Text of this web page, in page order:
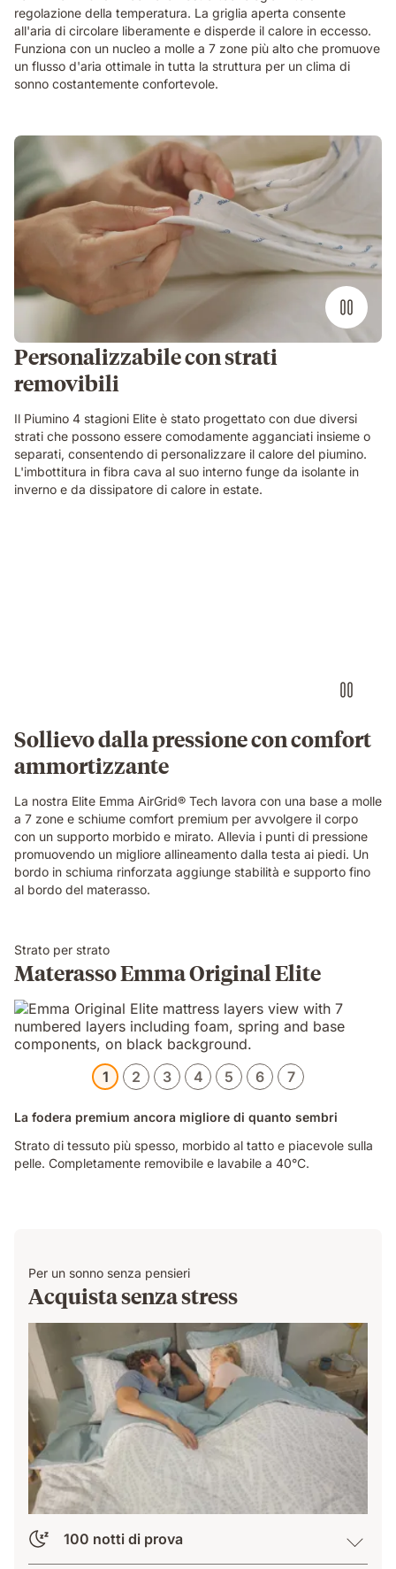
mattress,
showing
its
open-
cell
in
detail.
regolazione della temperatura. La griglia aperta consente
all'aria di circolare liberamente e disperde il calore in eccesso.
Funziona con un nucleo a molle a 7 zone più alto che promuove
un flusso d'aria ottimale in tutta la struttura per un clima di
sonno costantemente confortevole.
Personalizzabile con strati
removibili
Il Piumino 4 stagioni Elite è stato progettato con due diversi
strati che possono essere comodamente agganciati insieme o
separati, consentendo di personalizzare il calore del piumino.
L'imbottitura in fibra cava al suo interno funge da isolante in
inverno e da dissipatore di calore in estate.
foam
layer
of
the
Emma
Original
Elite
mattress,
demonstrating
Sollievo dalla pressione con comfort
ammortizzante
La nostra Elite Emma AirGrid® Tech lavora con una base a molle
a 7 zone e schiume comfort premium per avvolgere il corpo
con un supporto morbido e mirato. Allevia i punti di pressione
promuovendo un migliore allineamento dalla testa ai piedi. Un
bordo in schiuma rinforzata aggiunge stabilità e supporto fino
al bordo del materasso.
Strato per strato
Materasso Emma Original Elite
1 2 3 4 5 6 7
La fodera premium ancora migliore di quanto sembri
Strato di tessuto più spesso, morbido al tatto e piacevole sulla
pelle. Completamente removibile e lavabile a 40°C.
Per un sonno senza pensieri
Acquista senza stress
100 notti di prova